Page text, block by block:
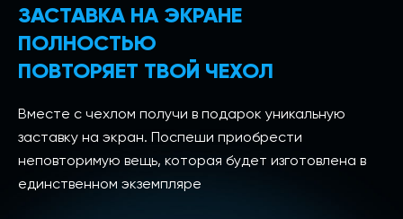
ЗАСТАВКА НА ЭКРАНЕ
ПОЛНОСТЬЮ
ПОВТОРЯЕТ ТВОЙ ЧЕХОЛ
Вместе с чехлом получи в подарок уникальную
заставку на экран. Поспеши приобрести
неповторимую вещь, которая будет изготовлена в
единственном экземпляре